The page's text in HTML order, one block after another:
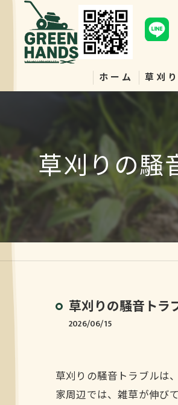
ホーム 草刈り
草刈りの騒
草刈りの騒音トラ
2026/06/15
草刈りの騒音トラブルは
家周辺では、雑草が伸び